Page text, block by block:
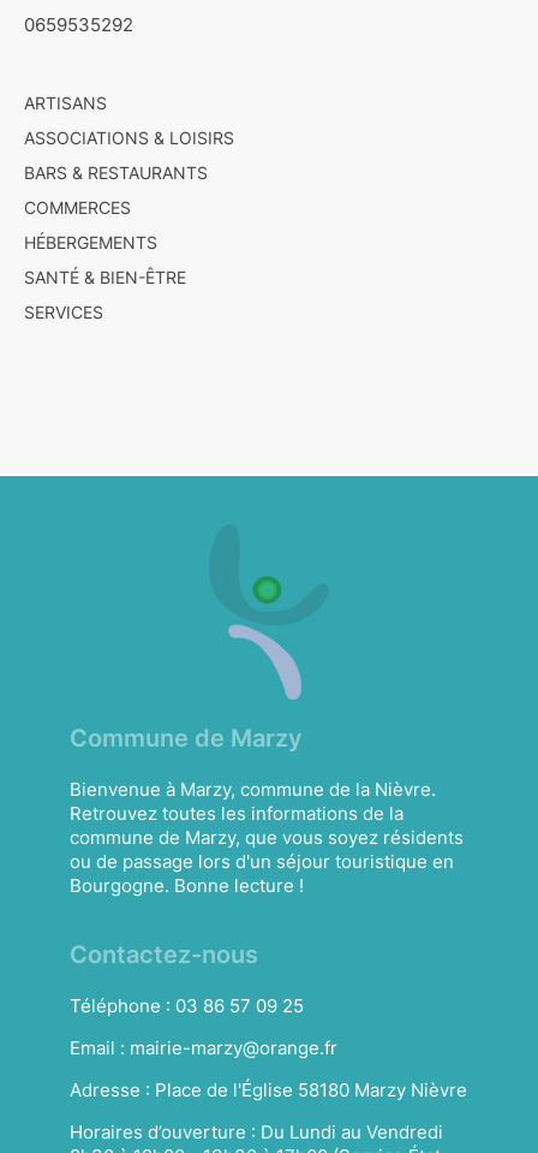
ARTISANS
ASSOCIATIONS & LOISIRS
BARS & RESTAURANTS
COMMERCES
HÉBERGEMENTS
SANTÉ & BIEN-ÊTRE
SERVICES
0659535292
Commune de Marzy
Bienvenue à Marzy, commune de la Nièvre.
Retrouvez toutes les informations de la
commune de Marzy, que vous soyez résidents
ou de passage lors d'un séjour touristique en
Bourgogne. Bonne lecture !
Contactez-nous
Téléphone : 03 86 57 09 25
Email : mairie-marzy@orange.fr
Adresse : Place de l'Église 58180 Marzy Nièvre
Horaires d’ouverture : Du Lundi au Vendredi